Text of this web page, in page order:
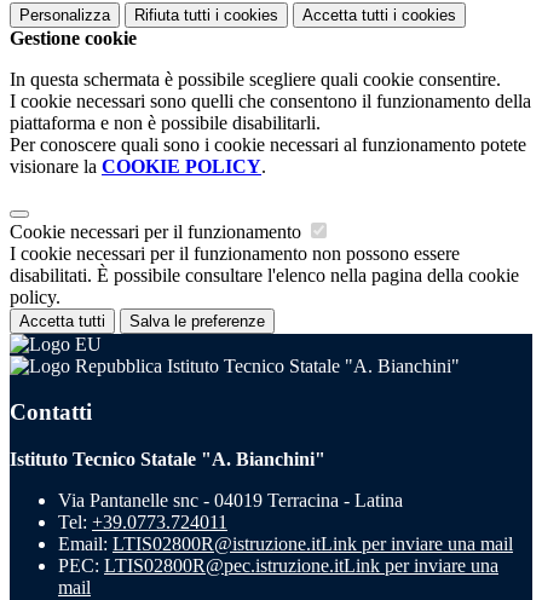
Personalizza Rifiuta tutti i cookies Accetta tutti i cookies
Gestione cookie
In questa schermata è possibile scegliere quali cookie consentire.
I cookie necessari sono quelli che consentono il funzionamento della
piattaforma e non è possibile disabilitarli.
Per conoscere quali sono i cookie necessari al funzionamento potete
visionare la COOKIE POLICY.
Cookie necessari per il funzionamento
I cookie necessari per il funzionamento non possono essere
disabilitati. È possibile consultare l'elenco nella pagina della cookie
policy.
Accetta tutti Salva le preferenze
Istituto Tecnico Statale "A. Bianchini"
Contatti
Istituto Tecnico Statale "A. Bianchini"
Via Pantanelle snc - 04019 Terracina - Latina
Tel: +39.0773.724011
Email: LTIS02800R@istruzione.itLink per inviare una mail
PEC: LTIS02800R@pec.istruzione.itLink per inviare una
mail